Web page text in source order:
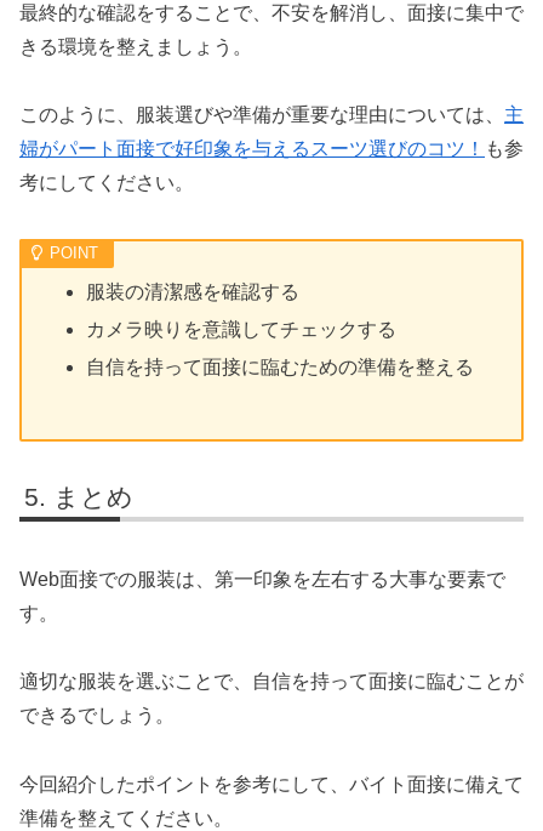
最終的な確認をすることで、不安を解消し、面接に集中で
きる環境を整えましょう。
このように、服装選びや準備が重要な理由については、 主
婦がパート面接で好印象を与えるスーツ選びのコツ！ も参
考にしてください。
服装の清潔感を確認する
カメラ映りを意識してチェックする
自信を持って面接に臨むための準備を整える
まとめ
Web面接での服装は、第一印象を左右する大事な要素で
す。
適切な服装を選ぶことで、自信を持って面接に臨むことが
できるでしょう。
今回紹介したポイントを参考にして、バイト面接に備えて
準備を整えてください。